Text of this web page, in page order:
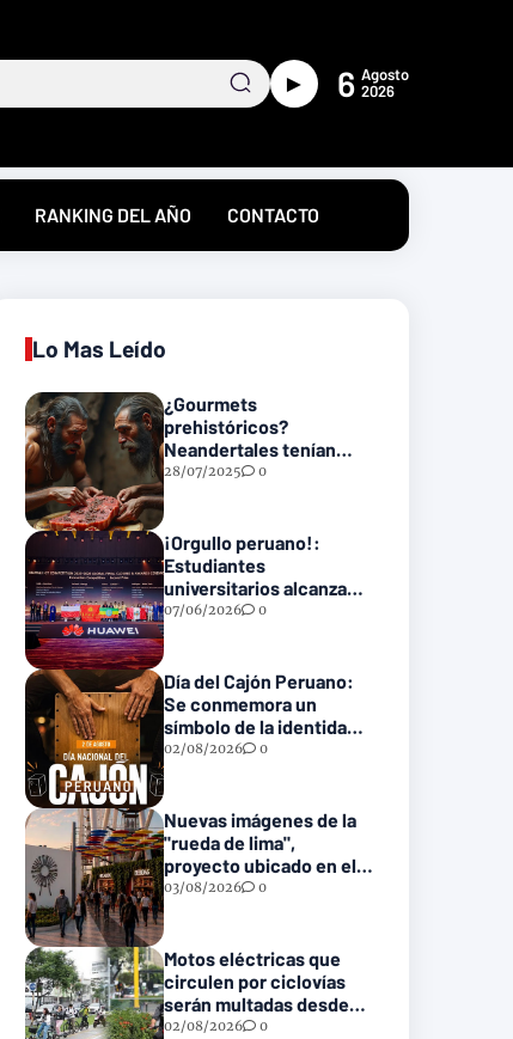
► 6 Agosto
2026
RANKING DEL AÑO CONTACTO
Lo Mas Leído
¿Gourmets
prehistóricos?
Neandertales tenían
recetas heredadas… y
28/07/2025 0
¡Orgullo peruano!:
Estudiantes
universitarios alcanzan
el podio en la final
07/06/2026 0
Día del Cajón Peruano:
Se conmemora un
símbolo de la identidad
musical nacional
02/08/2026 0
Nuevas imágenes de la
"rueda de lima",
proyecto ubicado en el
parque de la reserva
03/08/2026 0
Motos eléctricas que
circulen por ciclovías
serán multadas desde
S/ 550 a partir de este 2
02/08/2026 0